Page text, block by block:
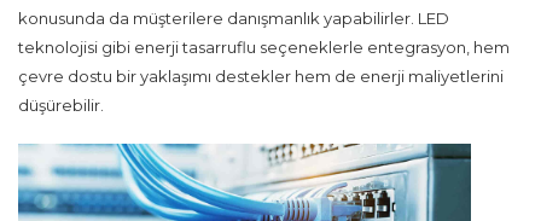
konusunda da müşterilere danışmanlık yapabilirler. LED
teknolojisi gibi enerji tasarruflu seçeneklerle entegrasyon, hem
çevre dostu bir yaklaşımı destekler hem de enerji maliyetlerini
düşürebilir.